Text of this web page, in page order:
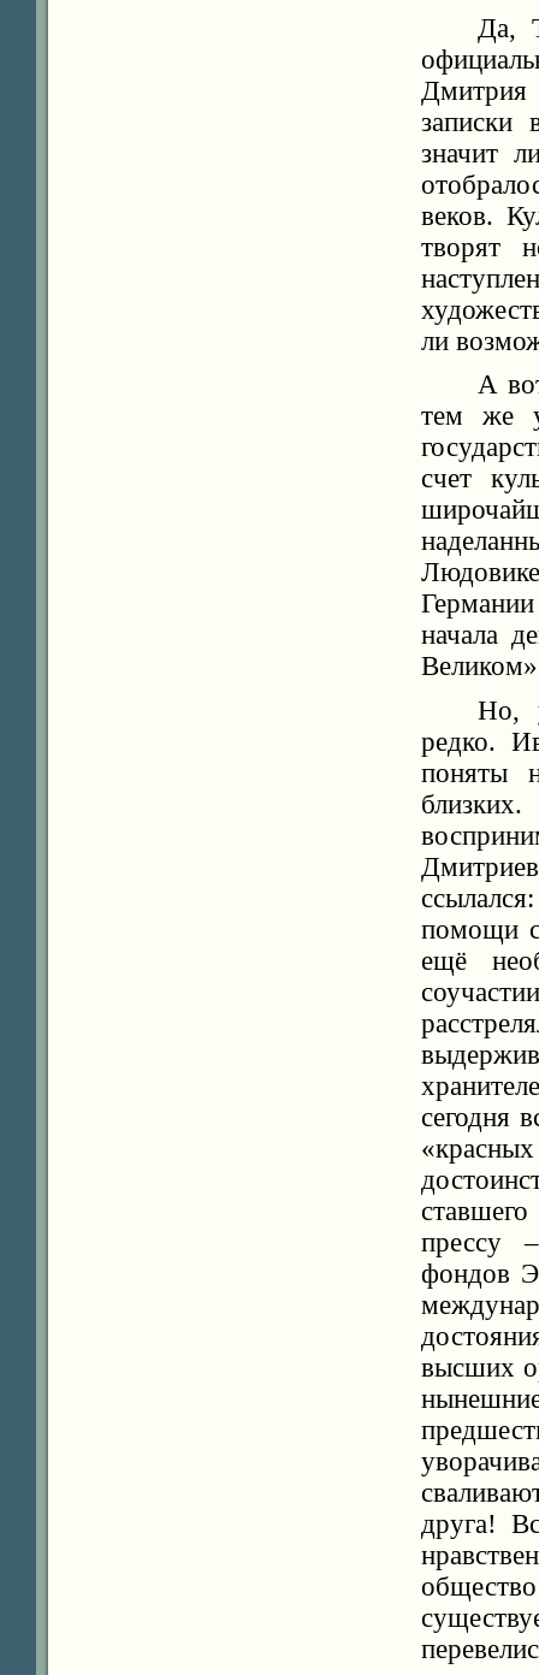
Да,
Дмитрия
записки
значит
веков.
творят
ли
А
тем же
счет
начала
Но,
редко.
поняты
помощи
ещё
сегодня
прессу
фондов
высших
друга!